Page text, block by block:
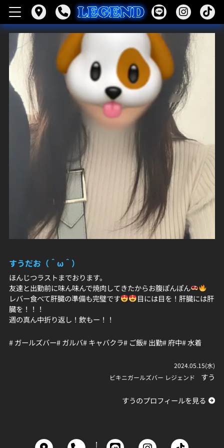
すうだお（＾ω＾）
ほんじつラストまでおります。
友達と出勤前に味ん味んで焼肉してきたからお腹ぽんぽん
レバー食べて肝臓の準備も完璧です
目には目を！肝臓には肝
臓を！！！
週の真ん中折り返し！飲もー！！
# ガールズバー# ガルバ# キャバクラ# ご飯# 出勤# 府中# 水着
2024.05.15(水)
ビキニガールズバー レジェンド
すう
すうのプロフィールを見る